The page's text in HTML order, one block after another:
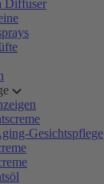
Diffuser
Gesichtspflege